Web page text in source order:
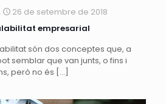
26 de setembre de 2018
empresarial
són dos conceptes que, a
semblar que van junts, o fins i
però no és […]